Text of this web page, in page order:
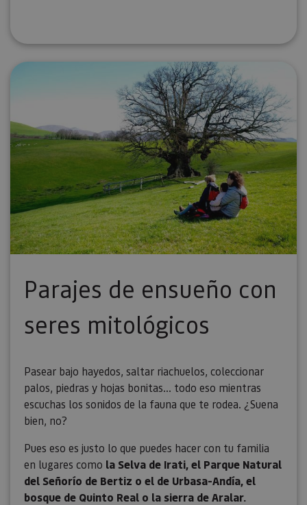
Parajes de ensueño con
seres mitológicos
Pasear bajo hayedos, saltar riachuelos, coleccionar
palos, piedras y hojas bonitas... todo eso mientras
escuchas los sonidos de la fauna que te rodea. ¿Suena
bien, no?
Pues eso es justo lo que puedes hacer con tu familia
en lugares como la Selva de Irati, el Parque Natural
del Señorío de Bertiz o el de Urbasa-Andía, el
bosque de Quinto Real o la sierra de Aralar.